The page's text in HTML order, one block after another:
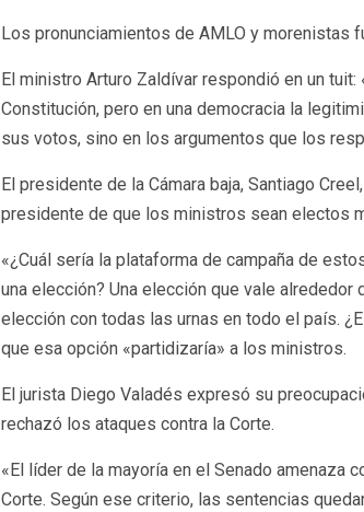
Los pronunciamientos de AMLO y morenistas
El ministro Arturo Zaldívar respondió en un
Constitución, pero en una democracia la
sus votos, sino en los argumentos que los
El presidente de la Cámara baja, Santiago
presidente de que los ministros sean electos
«¿Cuál sería la plataforma de campaña de
una elección? Una elección que vale
elección con todas las urnas en todo el país.
que esa opción «partidizaría» a los ministros.
El jurista Diego Valadés expresó su
rechazó los ataques contra la Corte.
«El líder de la mayoría en el Senado amenaza
Corte. Según ese criterio, las sentencias